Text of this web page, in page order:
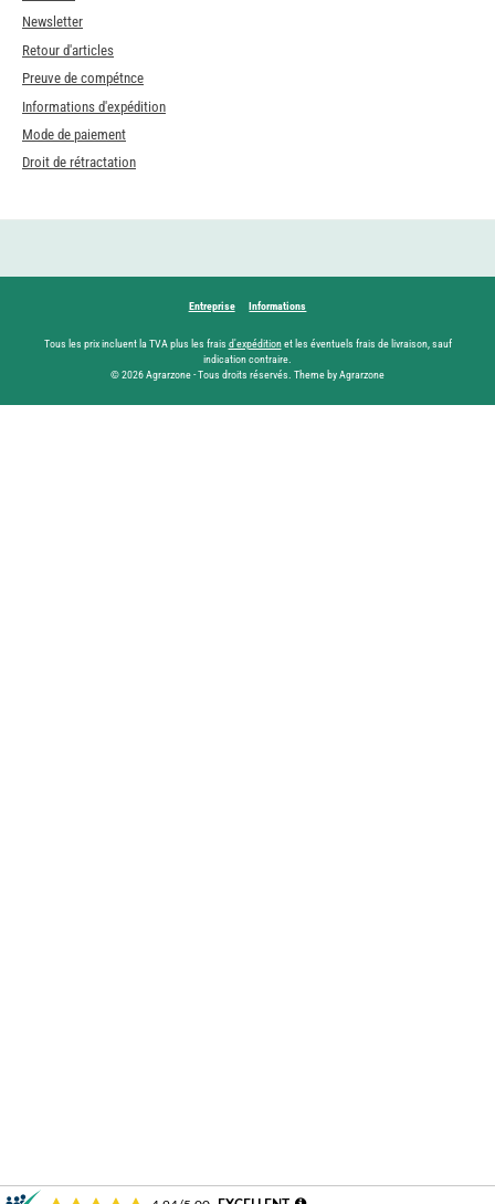
Newsletter
Retour d'articles
Preuve de compétnce
Informations d'expédition
Mode de paiement
Droit de rétractation
Entreprise Informations
Tous les prix incluent la TVA plus les frais d'expéditionet les éventuels frais de livraison, sauf
indication contraire.
© 2026 Agrarzone - Tous droits réservés. Theme by Agrarzone